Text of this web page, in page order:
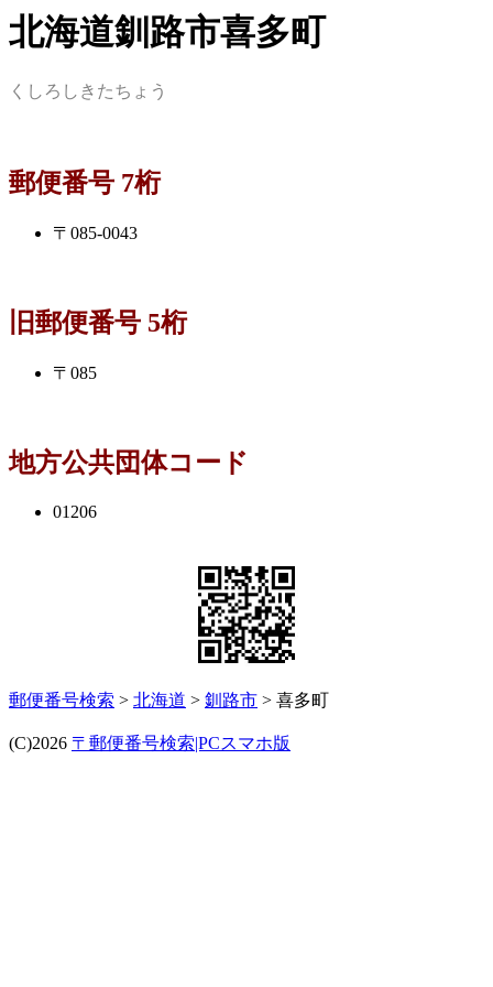
北海道釧路市喜多町
くしろしきたちょう
郵便番号 7桁
〒085-0043
旧郵便番号 5桁
〒085
地方公共団体コード
01206
郵便番号検索 > 北海道 > 釧路市 > 喜多町
(C)2026 〒郵便番号検索|PCスマホ版